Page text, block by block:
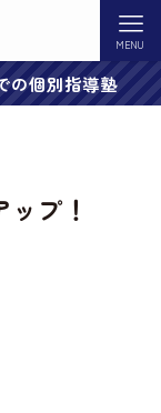
MENU
の個別指導塾
プ！